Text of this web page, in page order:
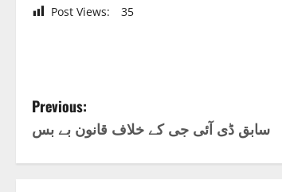
Post Views: 35
P
o
Previous:
سابق ڈی آئی جی کے خلاف قانون بے بس